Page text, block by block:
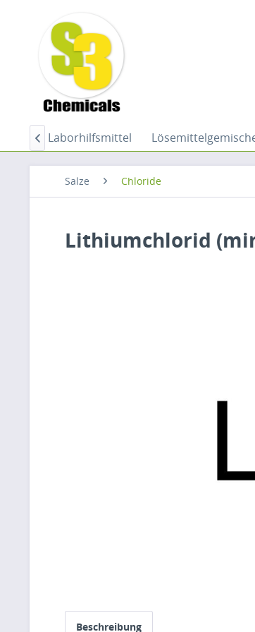
Laborhilfsmittel

Salze Chloride
Lithiumchlorid
Beschreibung